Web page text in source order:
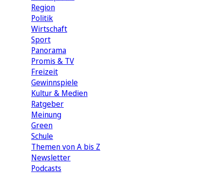
Region
Politik
Wirtschaft
Sport
Panorama
Promis & TV
Freizeit
Gewinnspiele
Kultur & Medien
Ratgeber
Meinung
Green
Schule
Themen von A bis Z
Newsletter
Podcasts